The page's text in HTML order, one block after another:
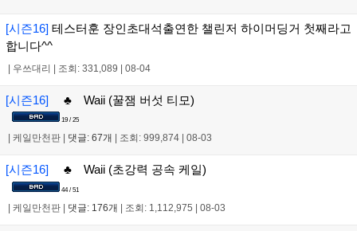
[시즌16] 테스터훈 장인초대석출연한 챌린저 하이머딩거 첫째라고
합니다^^
우쓰대리 조회: 331,089 08-04
[시즌16] ♣ Waii (꿀잼 버섯 티모)
19 / 25
케일만천판 댓글: 67개 조회: 999,874 08-03
[시즌16] ♣ Waii (초강력 공속 케일)
44 / 51
| 케일만천판 | 댓글: 176개 | 조회: 1,112,975 | 08-03